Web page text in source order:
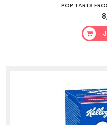
POP TARTS